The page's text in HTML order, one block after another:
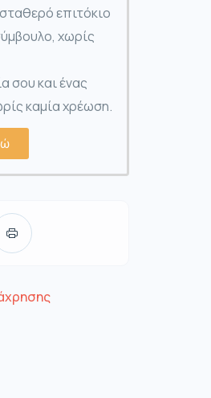
επιτόκιο
χωρίς
σου και ένας
καμία χρέωση.